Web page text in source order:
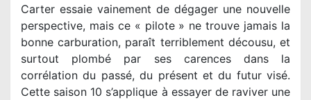
Carter essaie vainement de dégager une nouvelle
perspective, mais ce « pilote » ne trouve jamais la
bonne carburation, paraît terriblement décousu, et
surtout plombé par ses carences dans la
corrélation du passé, du présent et du futur visé.
Cette saison 10 s’applique à essayer de raviver une